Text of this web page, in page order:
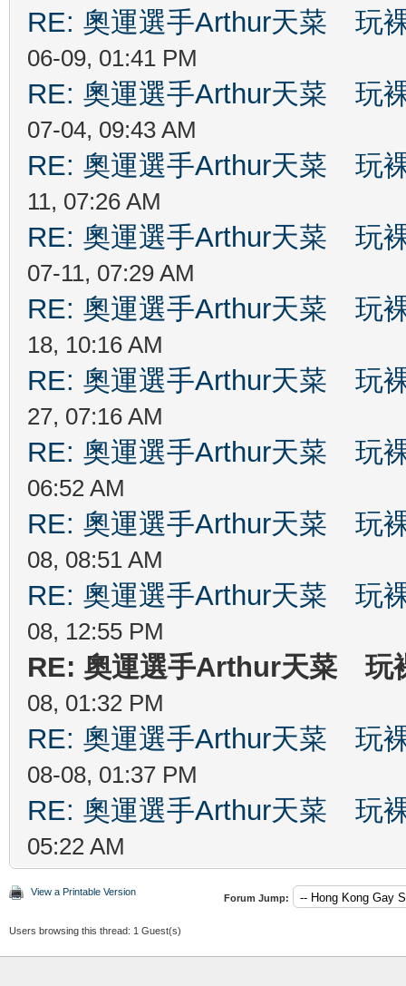
RE: 奧運選手Arthur天菜 玩
06-09, 01:41 PM
RE: 奧運選手Arthur天菜 玩
07-04, 09:43 AM
RE: 奧運選手Arthur天菜 玩
11, 07:26 AM
RE: 奧運選手Arthur天菜 玩
07-11, 07:29 AM
RE: 奧運選手Arthur天菜 玩
18, 10:16 AM
RE: 奧運選手Arthur天菜 玩
27, 07:16 AM
RE: 奧運選手Arthur天菜 玩
06:52 AM
RE: 奧運選手Arthur天菜 玩
08, 08:51 AM
RE: 奧運選手Arthur天菜 玩
08, 12:55 PM
RE: 奧運選手Arthur天菜 玩
08, 01:32 PM
RE: 奧運選手Arthur天菜 玩
08-08, 01:37 PM
RE: 奧運選手Arthur天菜 玩
05:22 AM
View a Printable Version
Forum Jump:
Users browsing this thread: 1 Guest(s)